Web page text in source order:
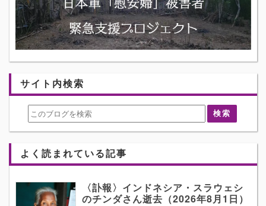
サイト内検索
よく読まれている記事
〈訃報〉インドネシア・スラウェシ
のチンダさん逝去（2026年8月1日）